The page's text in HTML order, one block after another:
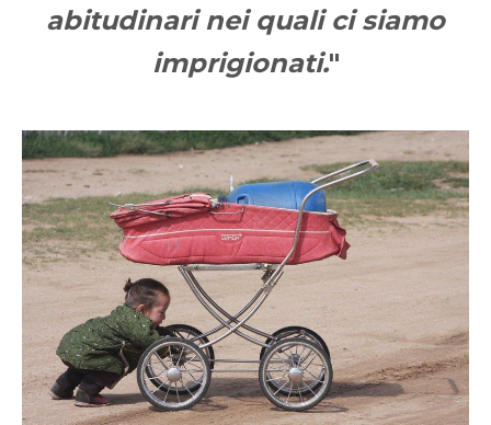
abitudinari nei quali ci siamo
imprigionati."